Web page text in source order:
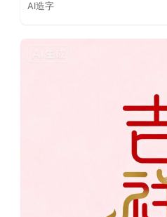
AI造字